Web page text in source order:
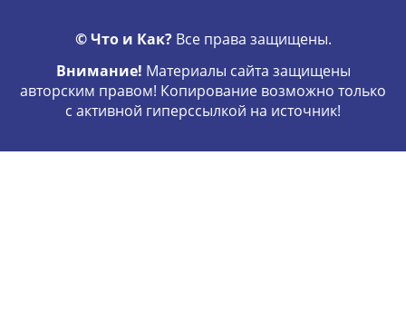
© Что и Как?Все права защищены.
Внимание! Материалы сайта защищены
авторским правом! Копирование возможно только
с активной гиперссылкой на источник!